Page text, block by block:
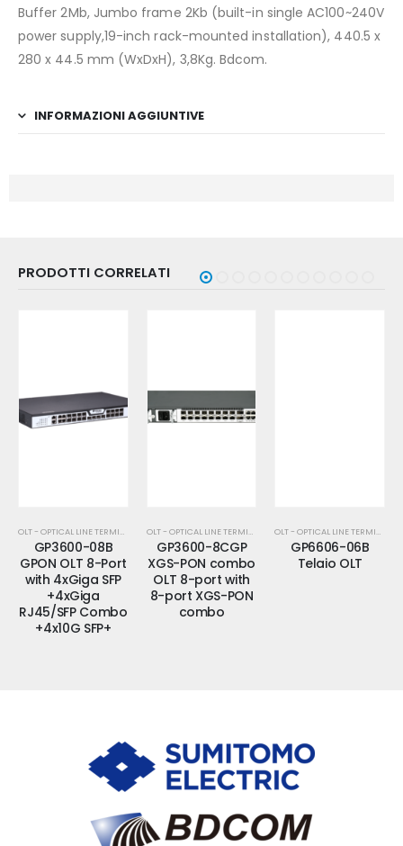
Buffer 2Mb, Jumbo frame 2Kb (built-in single AC100~240V
power supply,19-inch rack-mounted installation), 440.5 x
280 x 44.5 mm (WxDxH), 3,8Kg. Bdcom.
INFORMAZIONI AGGIUNTIVE
PRODOTTI CORRELATI
OLT - OPTICAL LINE TERMINATION
GP3600-08B
GPON OLT 8-Port
with 4xGiga SFP
+4xGiga
RJ45/SFP Combo
+4x10G SFP+
OLT - OPTICAL LINE TERMINATION
GP3600-8CGP
XGS-PON combo
OLT 8-port with
8-port XGS-PON
combo
OLT - OPTICAL LINE TERMINATION
GP6606-06B
Telaio OLT